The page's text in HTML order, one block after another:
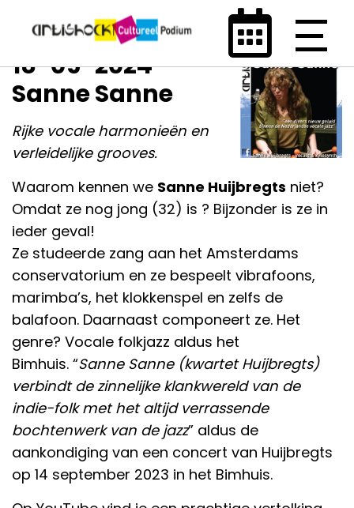
18-05-2024 -
Sanne Sanne
Rijke vocale harmonieën en
verleidelijke grooves.
Waarom kennen we Sanne Huijbregts niet?
Omdat ze nog jong (32) is ? Bijzonder is ze in
ieder geval!
Ze studeerde zang aan het Amsterdams
conservatorium en ze bespeelt vibrafoons,
marimba’s, het klokkenspel en zelfs de
balafoon. Daarnaast componeert ze. Het
genre? Vocale folkjazz aldus het
Bimhuis. “Sanne Sanne (kwartet Huijbregts)
verbindt de zinnelijke klankwereld van de
indie-folk met het altijd verrassende
bochtenwerk van de jazz” aldus de
aankondiging van een concert van Huijbregts
op 14 september 2023 in het Bimhuis.